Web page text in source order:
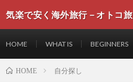
気楽で安く海外旅行－オトコ旅
HOME WHAT IS BEGINNERS
HOME 自分探し